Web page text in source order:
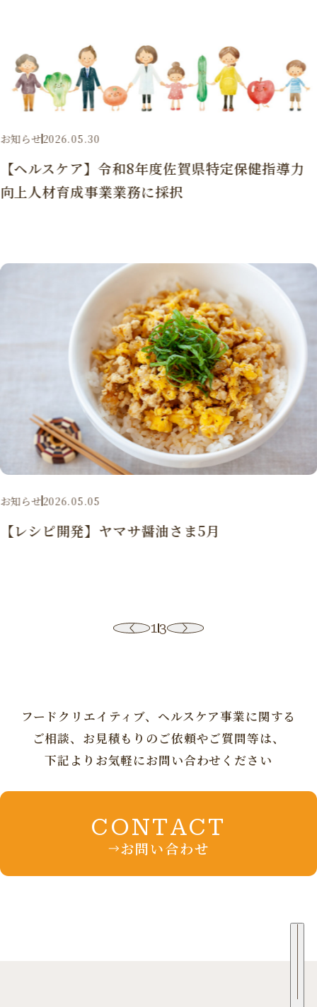
お知らせ2026.05.30
【ヘルスケア】令和8年度佐賀県特定保健指導力
向上人材育成事業業務に採択
お知らせ2026.05.05
【レシピ開発】ヤマサ醤油さま5月
13
フードクリエイティブ、ヘルスケア事業に関する
ご相談、お見積もりの ご依頼やご質問等は、
下記よりお気軽にお問い合わせください
CONTACT
お問い合わせ